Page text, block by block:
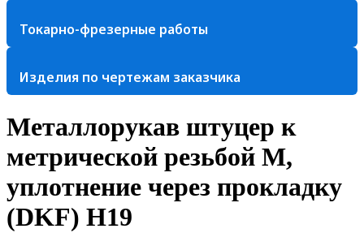
Токарно-фрезерные работы
Изделия по чертежам заказчика
Металлорукав штуцер к
метрической резьбой М,
уплотнение через прокладку
(DKF) Н19